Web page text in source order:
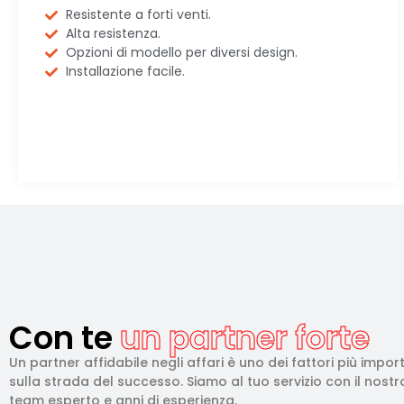
Resistente a forti venti.
Alta resistenza.
Opzioni di modello per diversi design.
Installazione facile.
Con te un partner forte
Un partner affidabile negli affari è uno dei fattori più
sulla strada del successo. Siamo al tuo servizio con il